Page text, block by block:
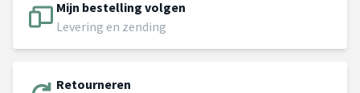
Mijn bestelling volgen
Levering en zending
Retourneren